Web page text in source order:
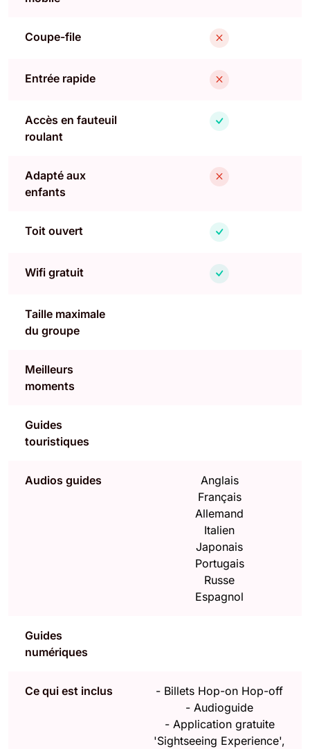
Coupe-file
Entrée rapide
Accès en fauteuil
roulant
Adapté aux
enfants
Toit ouvert
Wifi gratuit
Taille maximale
du groupe
Meilleurs
moments
Guides
touristiques
Audios guides
Anglais
Français
Allemand
Italien
Japonais
Portugais
Russe
Espagnol
Guides
numériques
Ce qui est inclus - Billets Hop-on Hop-off
- Audioguide
- Application gratuite
'Sightseeing Experience',